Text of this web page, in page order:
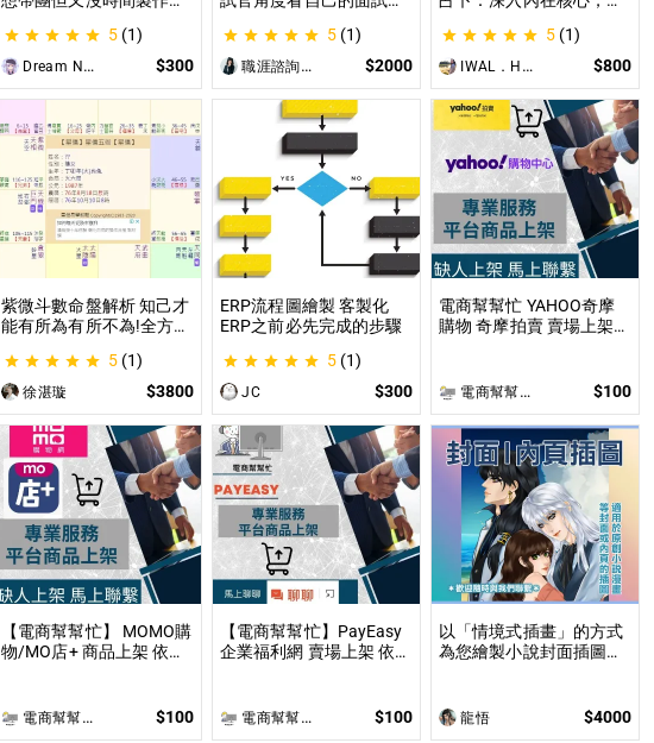
理吧！ 這是為使用
CCFOLIA的TRPG主持人
（GM）們所開設的項
目，主要是為了讓主持人
能少準備一些東西。
5 (1)
Dream Night Butterfly $300
學、目標職缺討論
5 (1)
職涯諮詢師 阿紫 $2000
只占卜，更解決問題｜曼
陀羅禪卡情緒解析，打破
人生卡關循環
5 (1)
IWAL．HANI $800
紫微斗數命盤解析 知己才
能有所為有所不為!全方位
5 (1)
徐湛璇 $3800
ERP流程圖繪製 客製化
ERP之前必先完成的步驟
5 (1)
JC $300
電商幫幫忙 YAHOO奇摩
購物 奇摩拍賣 賣場上架
電商幫幫忙(電商平台代營運/電商上架/運營策略/網路行銷) $100
【電商幫幫忙】 MOMO購
物/MO店+ 商品上架 依照
電商幫幫忙(電商平台代營運/電商上架/運營策略/網路行銷) $100
【電商幫幫忙】PayEasy
企業福利網 賣場上架 依照
電商幫幫忙(電商平台代營運/電商上架/運營策略/網路行銷) $100
以「情境式插畫」的方式
為您繪製小說封面插圖或
畫法」繪製小說、漫畫封
面或彩色內頁插圖！
龍悟 $4000